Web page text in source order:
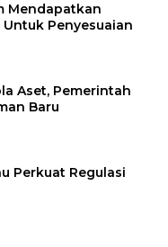
Mendapatkan
Penyesuaian
Aset, Pemerintah
Baru
Perkuat Regulasi